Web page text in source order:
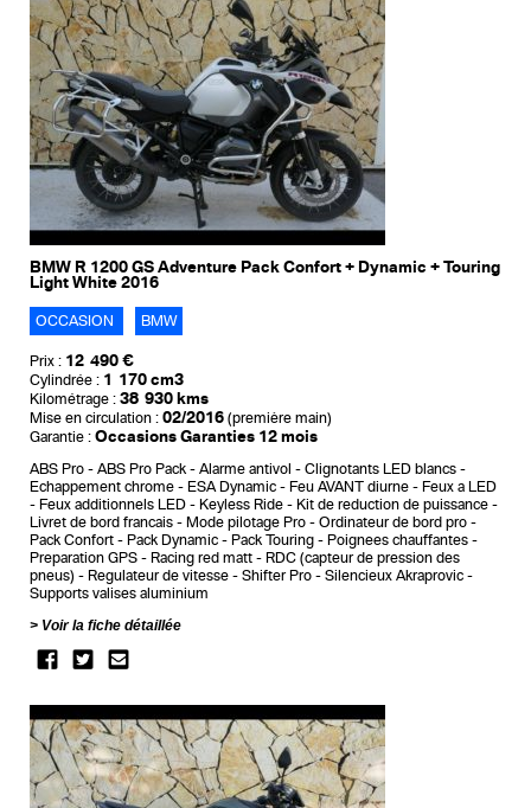
BMW R 1200 GS Adventure Pack Confort + Dynamic + Touring
Light White 2016
OCCASION BMW
Prix : 12 490 €
Cylindrée : 1 170 cm3
Kilométrage : 38 930 kms
Mise en circulation : 02/2016 (première main)
Garantie : Occasions Garanties 12 mois
ABS Pro ABS Pro Pack Alarme antivol
Clignotants LED blancs
Echappement chrome
ESA Dynamic Feu AVANT diurne
Feux a LED
Feux additionnels LED
Keyless Ride
Kit de reduction de puissance
Livret de bord francais
Mode pilotage Pro
Ordinateur de bord pro
Pack Confort
Pack Dynamic Pack Touring
Poignees chauffantes
Preparation GPS
Racing red matt
RDC (capteur de pression des
pneus)
Regulateur de vitesse Shifter Pro
Silencieux Akraprovic
Supports valises aluminium
Voir la fiche détaillée